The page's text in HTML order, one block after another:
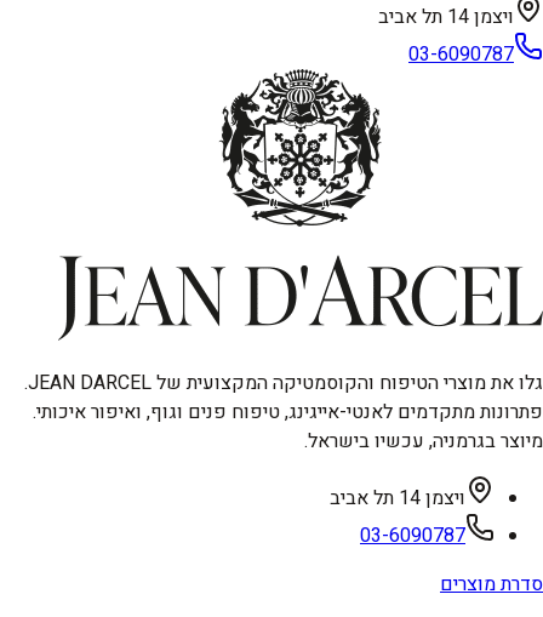
ויצמן 14 תל אביב
03-6090787
גלו את מוצרי הטיפוח והקוסמטיקה המקצועית של JEAN DARCEL.
פתרונות מתקדמים לאנטי-אייגינג, טיפוח פנים וגוף, ואיפור איכותי.
מיוצר בגרמניה, עכשיו בישראל.
ויצמן 14 תל אביב
03-6090787
סדרת מוצרים